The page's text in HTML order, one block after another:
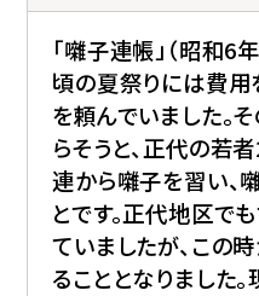
「囃子連帳」（昭和6
頃の夏祭りには費用
を頼んでいました。
らそうと、正代の若
連から囃子を習い、
とです。正代地区で
ていましたが、この
ることとなりました